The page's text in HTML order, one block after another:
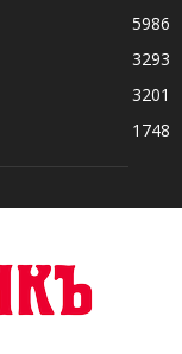
5986
3293
3201
1748